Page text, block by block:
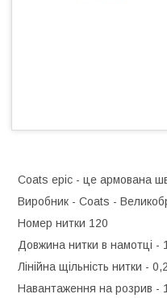
Coats epic - це армована
Виробник - Coats -
Номер нитки 120
Довжина нитки в намотці -
Лінійна щільність нитки -
Навантаження на розрив -